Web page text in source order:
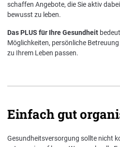
schaffen Angebote, die Sie aktiv
bewusst zu leben.
Das PLUS für Ihre Gesundheit
Möglichkeiten, persönliche
zu Ihrem Leben passen.
Einfach gut
Gesundheitsversorgung sollte nicht